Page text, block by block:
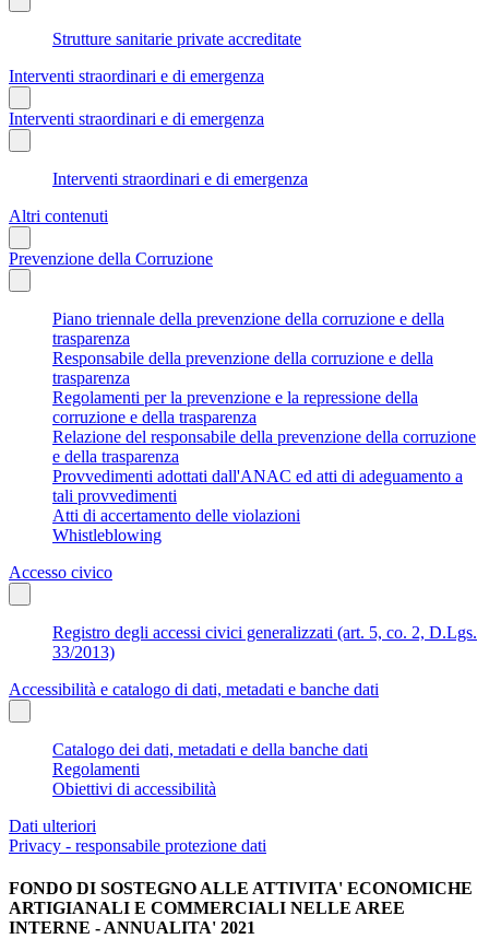
Strutture sanitarie private accreditate
Interventi straordinari e di emergenza
Interventi straordinari e di emergenza
Interventi straordinari e di emergenza
Altri contenuti
Prevenzione della Corruzione
Piano triennale della prevenzione della corruzione e della
trasparenza
Responsabile della prevenzione della corruzione e della
trasparenza
Regolamenti per la prevenzione e la repressione della
corruzione e della trasparenza
Relazione del responsabile della prevenzione della corruzione
e della trasparenza
Provvedimenti adottati dall'ANAC ed atti di adeguamento a
tali provvedimenti
Atti di accertamento delle violazioni
Whistleblowing
Accesso civico
Registro degli accessi civici generalizzati (art. 5, co. 2, D.Lgs.
33/2013)
Accessibilità e catalogo di dati, metadati e banche dati
Catalogo dei dati, metadati e della banche dati
Regolamenti
Obiettivi di accessibilità
Dati ulteriori
Privacy - responsabile protezione dati
FONDO DI SOSTEGNO ALLE ATTIVITA' ECONOMICHE
ARTIGIANALI E COMMERCIALI NELLE AREE
INTERNE - ANNUALITA' 2021